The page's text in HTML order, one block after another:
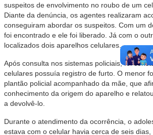
suspeitos de envolvimento no roubo de um
Diante da denúncia, os agentes realizaram
conseguiram abordar os suspeitos. Com um
foi encontrado e ele foi liberado. Já com o
localizados dois aparelhos celulares.
Após consulta nos sistemas policiais, foi
celulares possuía registro de furto. O menor
plantão policial acompanhado da mãe, que
conhecimento da origem do aparelho e
a devolvê-lo.
Durante o atendimento da ocorrência, o
estava com o celular havia cerca de seis